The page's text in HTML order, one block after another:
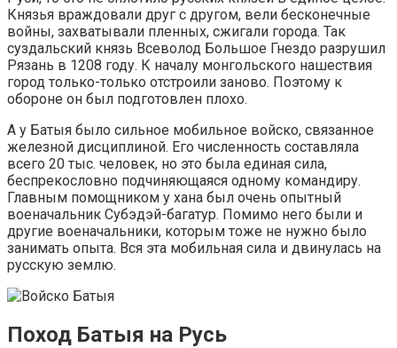
Князья враждовали друг с другом, вели бесконечные
войны, захватывали пленных, сжигали города. Так
суздальский князь Всеволод Большое Гнездо разрушил
Рязань в 1208 году. К началу монгольского нашествия
город только-только отстроили заново. Поэтому к
обороне он был подготовлен плохо.
А у Батыя было сильное мобильное войско, связанное
железной дисциплиной. Его численность составляла
всего 20 тыс. человек, но это была единая сила,
беспрекословно подчиняющаяся одному командиру.
Главным помощником у хана был очень опытный
военачальник Субэдэй-багатур. Помимо него были и
другие военачальники, которым тоже не нужно было
занимать опыта. Вся эта мобильная сила и двинулась на
русскую землю.
Поход Батыя на Русь